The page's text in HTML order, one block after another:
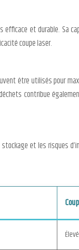
et durable. Sa
coupe laser.
être utilisés pour
contribue
et les risques